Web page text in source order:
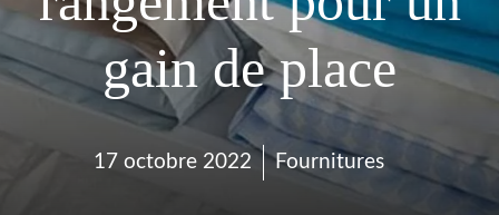
gain de place
17 octobre 2022 Fournitures